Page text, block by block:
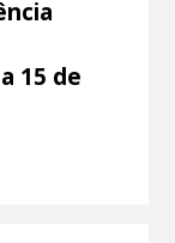
15 de